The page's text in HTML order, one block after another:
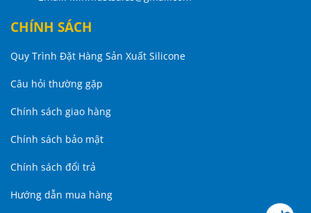
CHÍNH SÁCH
Quy Trình Đặt Hàng Sản Xuất Silicone
Câu hỏi thường gặp
Chính sách giao hàng
Chính sách bảo mật
Chính sách đổi trả
Hướng dẫn mua hàng